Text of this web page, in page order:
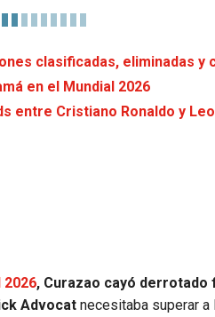
clasificadas, eliminadas y
en el Mundial 2026
entre Cristiano Ronaldo y
2026, Curazao cayó
Advocat necesitaba superar